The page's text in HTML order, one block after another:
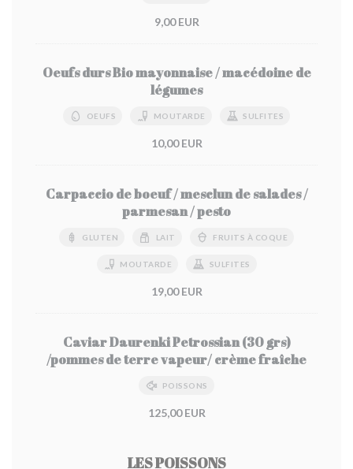
9,00 EUR
Oeufs durs Bio mayonnaise / macédoine de
légumes
OEUFS MOUTARDE SULFITES
10,00 EUR
Carpaccio de boeuf / mesclun de salades /
parmesan / pesto
GLUTEN LAIT FRUITS À COQUE
MOUTARDE SULFITES
19,00 EUR
Caviar Daurenki Petrossian (30 grs)
/pommes de terre vapeur/ crème fraîche
POISSONS
125,00 EUR
LES POISSONS